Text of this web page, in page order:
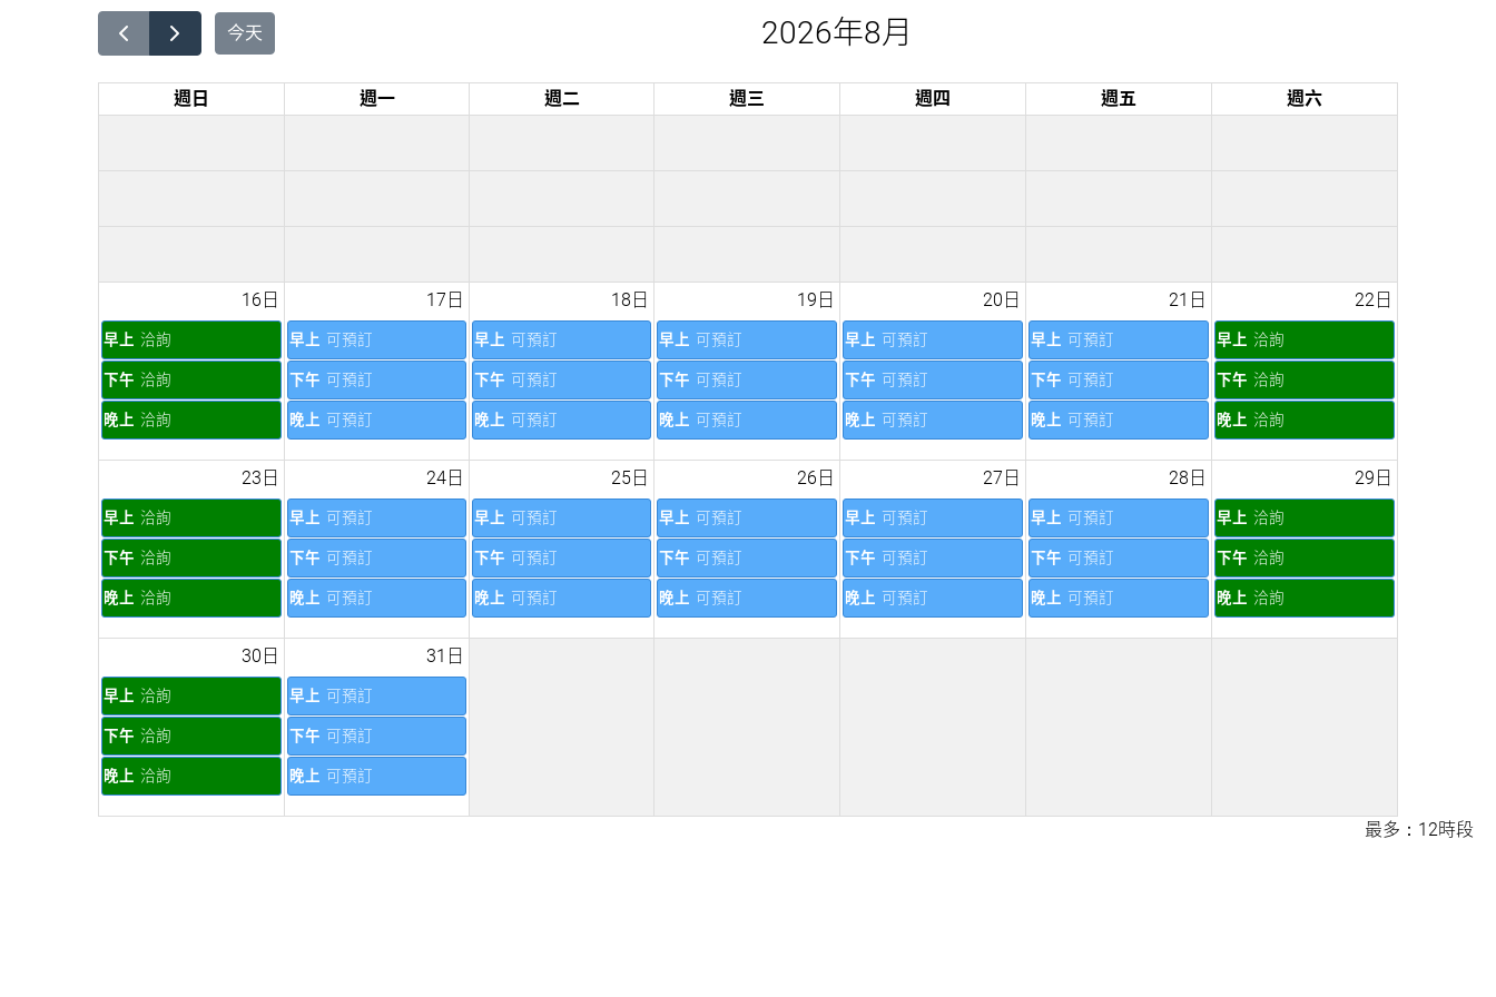
今天 2026年8月
週日 週一 週二 週三 週四 週五 週六
16日
早上 洽詢
下午 洽詢
晚上 洽詢
17日
早上 可預訂
下午 可預訂
晚上 可預訂
18日
早上 可預訂
下午 可預訂
晚上 可預訂
19日
早上 可預訂
下午 可預訂
晚上 可預訂
20日
早上 可預訂
下午 可預訂
晚上 可預訂
21日
早上 可預訂
下午 可預訂
晚上 可預訂
22日
早上 洽詢
下午 洽詢
晚上 洽詢
23日
早上 洽詢
下午 洽詢
晚上 洽詢
24日
早上 可預訂
下午 可預訂
晚上 可預訂
25日
早上 可預訂
下午 可預訂
晚上 可預訂
26日
早上 可預訂
下午 可預訂
晚上 可預訂
27日
早上 可預訂
下午 可預訂
晚上 可預訂
28日
早上 可預訂
下午 可預訂
晚上 可預訂
29日
早上 洽詢
下午 洽詢
晚上 洽詢
30日
早上 洽詢
下午 洽詢
晚上 洽詢
31日
早上 可預訂
下午 可預訂
晚上 可預訂
最多：12時段